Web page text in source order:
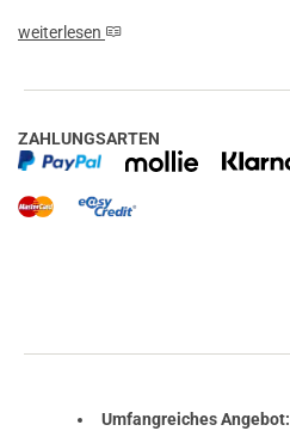
weiterlesen
ZAHLUNGSARTEN
Umfangreiches Angebot: